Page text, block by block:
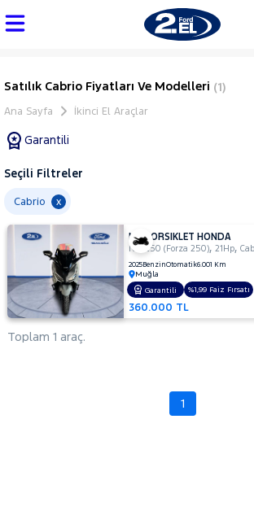
Satılık Cabrio Fiyatları Ve Modelleri (1)
Ana Sayfa İkinci El Araçlar
Garantili
Tüm
Araçlar
AUDI
BMC
BMW
Seçili Filtreler
Cabrio x
MOTORSIKLET HONDA
NSS250 (Forza 250),21Hp,
2025BenzinOtomatik6.001 Km
Muğla
360.000 TL
Garantili %1,99 Faiz Fırsatı
Toplam 1 araç.
1